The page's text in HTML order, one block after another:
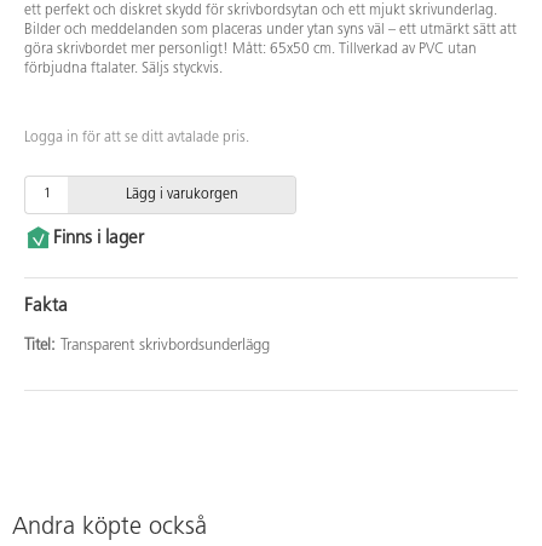
ett perfekt och diskret skydd för skrivbordsytan och ett mjukt skrivunderlag.
Bilder och meddelanden som placeras under ytan syns väl – ett utmärkt sätt att
göra skrivbordet mer personligt! Mått: 65x50 cm. Tillverkad av PVC utan
förbjudna ftalater. Säljs styckvis.
Logga in för att se ditt avtalade pris.
Lägg i varukorgen
Finns i lager
Fakta
Titel: Transparent skrivbordsunderlägg
Andra köpte också